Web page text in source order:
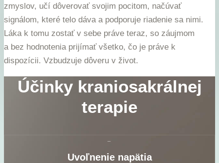
zmyslov, učí dôverovať svojim pocitom, načúvať
signálom, které telo dáva a podporuje riadenie sa nimi.
Láka k tomu zostať v sebe práve teraz, so záujmom
a bez hodnotenia prijímať všetko, čo je práve k
dispozícii. Vzbudzuje dôveru v život.
Účinky kraniosakrálnej
terapie
Uvoľnenie napätia